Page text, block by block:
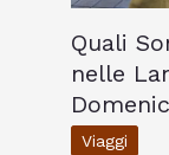
Quali
nelle
Viaggi